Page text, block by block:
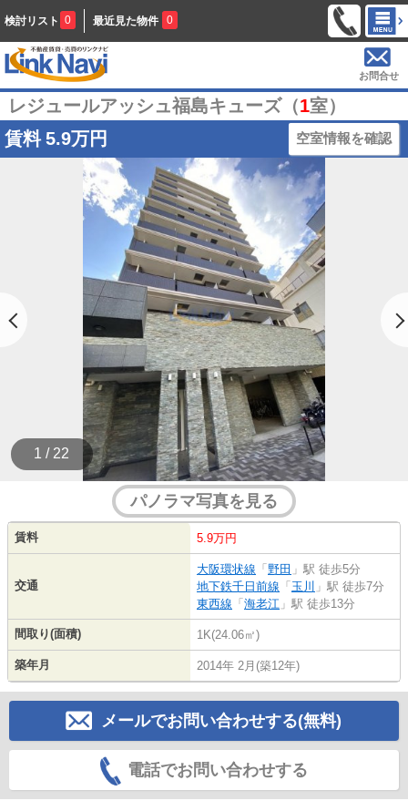
検討リスト 0 最近見た物件 0
お問合せ
レジュールアッシュ福島キューズ（1室）
賃料 5.9万円 空室情報を確認
1 / 22
パノラマ写真を見る
賃料 5.9万円
交通
大阪環状線 「 野田 」駅 徒歩5分
地下鉄千日前線 「 玉川 」駅 徒歩7分
東西線 「 海老江 」駅 徒歩13分
間取り(面積) 1K(24.06㎡)
築年月 2014年 2月(築12年)
メールでお問い合わせする(無料)
電話でお問い合わせする